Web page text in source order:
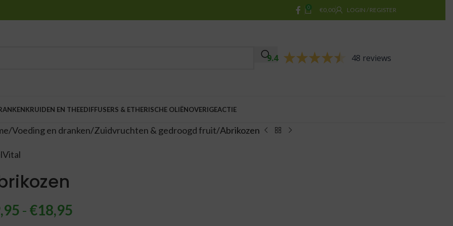
0 €0,00 LOGIN / REGISTER
9.4 48 reviews
KRUIDEN EN THEEDIFFUSERS & ETHERISCHE OLIËNOVERIGEACTIE
Voeding en dranken Zuidvruchten & gedroogd fruit Abrikozen
- €18,95